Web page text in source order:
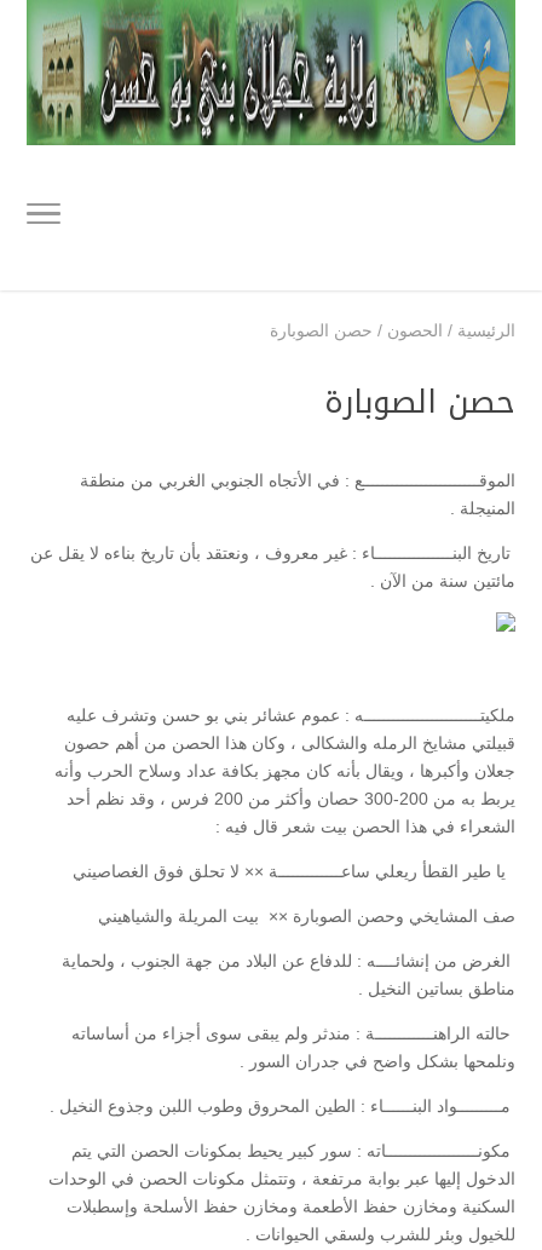
الرئيسية / الحصون / حصن الصوبارة
حصن الصوبارة
الموقــــــــــــــــــــــــع : في الأتجاه الجنوبي الغربي من منطقة
المنيجلة .
تاريخ البنــــــــــــــــاء : غير معروف ، ونعتقد بأن تاريخ بناءه لا يقل عن
مائتين سنة من الآن .
ملكيتــــــــــــــــــــــــه : عموم عشائر بني بو حسن وتشرف عليه
قبيلتي مشايخ الرمله والشكالى ، وكان هذا الحصن من أهم حصون
جعلان وأكبرها ، ويقال بأنه كان مجهز بكافة عداد وسلاح الحرب وأنه
يربط به من 200-300 حصان وأكثر من 200 فرس ، وقد نظم أحد
الشعراء في هذا الحصن بيت شعر قال فيه :
يا طير القطأ ريعلي ساعـــــــــــــة ×× لا تحلق فوق الغصاصيني
صف المشايخي وحصن الصوبارة ×× بيت المريلة والشياهيني
الغرض من إنشائــــه : للدفاع عن البلاد من جهة الجنوب ، ولحماية
مناطق بساتين النخيل .
حالته الراهنــــــــــــة : مندثر ولم يبقى سوى أجزاء من أساساته
ونلمحها بشكل واضح في جدران السور .
مـــــــــواد البنــــــاء : الطين المحروق وطوب اللبن وجذوع النخيل .
مكونـــــــــــــــــــاته : سور كبير يحيط بمكونات الحصن التي يتم
الدخول إليها عبر بوابة مرتفعة ، وتتمثل مكونات الحصن في الوحدات
السكنية ومخازن حفظ الأطعمة ومخازن حفظ الأسلحة وإسطبلات
للخيول وبئر للشرب ولسقي الحيوانات .